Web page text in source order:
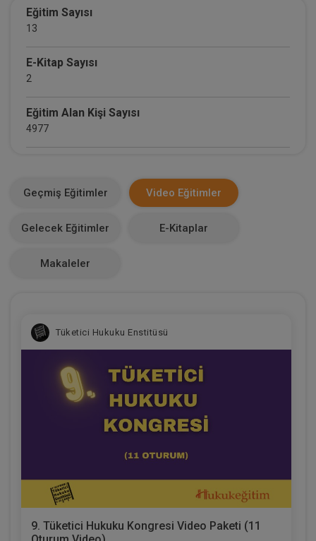
Eğitim Sayısı
13
E-Kitap Sayısı
2
Eğitim Alan Kişi Sayısı
4977
0
Geçmiş Eğitimler Video Eğitimler
Gelecek Eğitimler E-Kitaplar
Makaleler
Tüketici Hukuku Enstitüsü
9. Tüketici Hukuku Kongresi Video Paketi (11